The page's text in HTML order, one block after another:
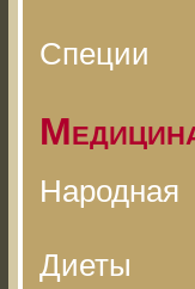
Специи
Народная
Диеты